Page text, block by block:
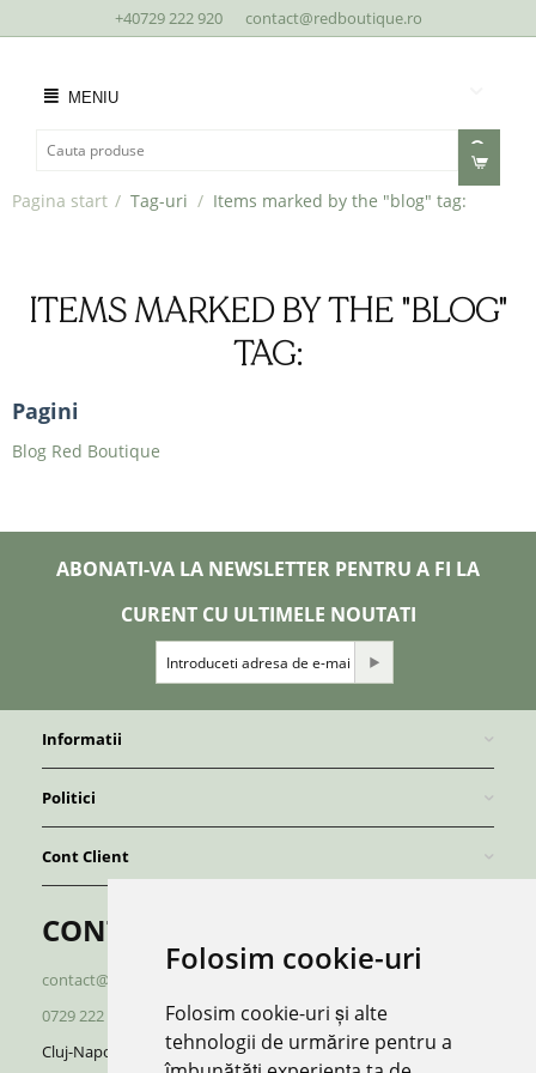
Folosim cookie-uri
Folosim cookie-uri și alte
tehnologii de urmărire pentru a
+40729 222 920 contact@redboutique.ro
MENIU
Pagina start / Tag-uri / Items marked by the "blog" tag:
ITEMS MARKED BY THE "BLOG"
TAG:
Pagini
Blog Red Boutique
ABONATI-VA LA NEWSLETTER PENTRU A FI LA
CURENT CU ULTIMELE NOUTATI
Informatii
Politici
Cont Client
CONTACT
contact@redboutique.ro
0729 222 920
0729 222 521
Cluj-Napoca | Romania